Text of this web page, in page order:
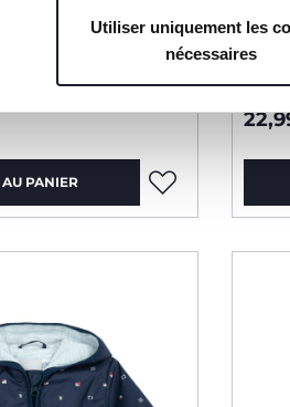
Utiliser uniquement les
nécessaires
PANIER